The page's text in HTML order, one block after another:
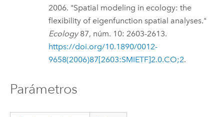
2006. "Spatial modeling in ecology: the
flexibility of eigenfunction spatial analyses."
Ecology87, núm. 10: 2603-2613.
https://doi.org/10.1890/0012-
9658(2006)87[2603:SMIETF]2.0.CO;2.
Parámetros